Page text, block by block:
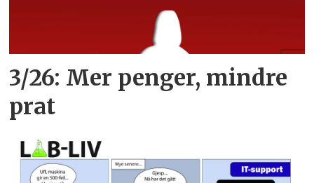
3/26: Mer penger, mindre
prat